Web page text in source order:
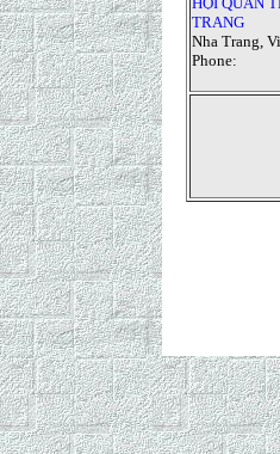
TRANG
Nha Trang,
Phone: